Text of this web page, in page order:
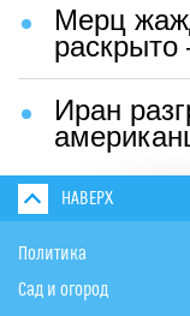
Мерц
Иран
НАВЕРХ
Политика
Сад и огород